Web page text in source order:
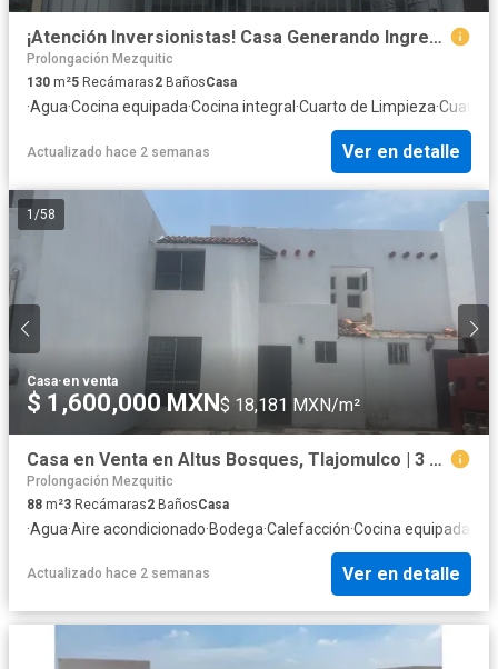
¡Atención Inversionistas! Casa Generando Ingresos (Modelo Roomies) en Villa Fontana Residencial, San Pedro Tlaquepaque
Prolongación Mezquitic
130 m²5 Recámaras2 BañosCasa
·Agua·Cocina equipada·Cocina integral ·Cuarto de Limpieza·Cuarto
Actualizado hace 2 semanas Ver en detalle
1 /58
Casa·en venta
$ 1,600,000 MXN$ 18,181 MXN/m²
Casa en Venta en Altus Bosques, Tlajomulco | 3 Recámaras, Áreas Verdes y Seguridad
Prolongación Mezquitic
88 m²3 Recámaras2 BañosCasa
·Agua·Aire acondicionado·Bodega·Calefacción·Cocina equipada
Actualizado hace 2 semanas Ver en detalle